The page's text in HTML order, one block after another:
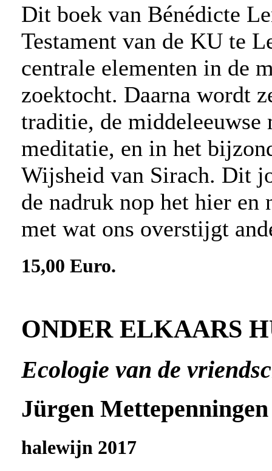
Dit boek van Bénédicte
Testament van de KU te
centrale elementen in de
zoektocht. Daarna wordt
traditie, de
meditatie, en in het
Wijsheid van Sirach. Dit
de nadruk nop het hier en
met wat ons overstijgt
15,00 Euro.
ONDER ELKAARS
Ecologie van de
Jürgen Mettepenningen
halewijn 2017